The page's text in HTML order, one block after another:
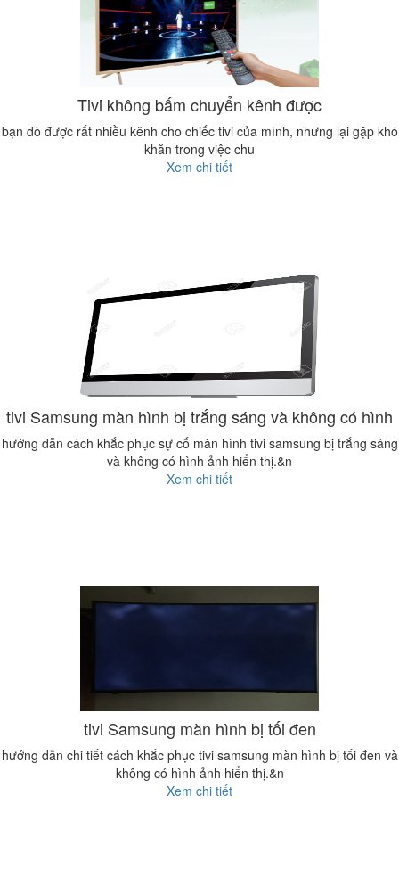
Tivi không bấm chuyển kênh được
bạn dò được rất nhiều kênh cho chiếc tivi của mình, nhưng lại gặp khó
khăn trong việc chu
Xem chi tiết
tivi Samsung màn hình bị trắng sáng và không có hình
hướng dẫn cách khắc phục sự cố màn hình tivi samsung bị trắng sáng
và không có hình ảnh hiển thị.&n
Xem chi tiết
tivi Samsung màn hình bị tối đen
hướng dẫn chi tiết cách khắc phục tivi samsung màn hình bị tối đen và
không có hình ảnh hiển thị.&n
Xem chi tiết